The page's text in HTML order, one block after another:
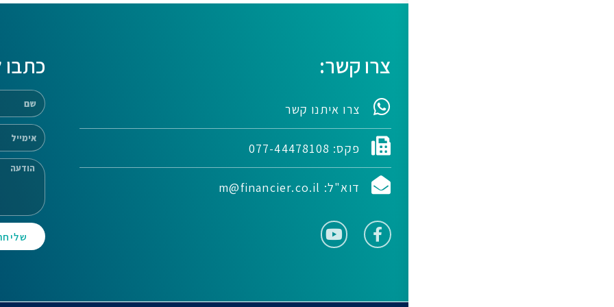
צרו קשר:
צרו איתנו קשר
פקס: 077-44478108
דוא"ל: m@financier.co.il
כתבו